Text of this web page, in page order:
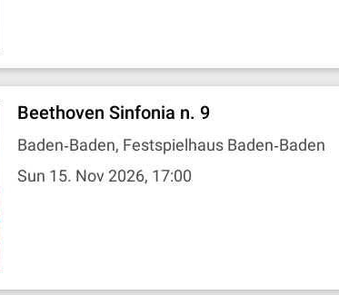
Beethoven Sinfonia n. 9
Baden‐Baden, Festspielhaus Baden‐Baden
Sun 15. Nov 2026, 17:00